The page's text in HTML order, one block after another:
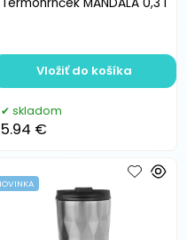
Termohrnček MANDALA 0,3 l
skladom
5.94 €
Vložiť do košíka